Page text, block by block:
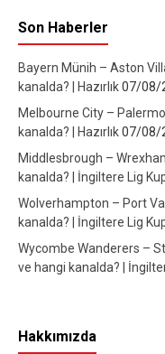
Son Haberler
Bayern Münih – Aston
kanalda? | Hazırlık07/08/
Melbourne City –
kanalda? | Hazırlık07/08/
Middlesbrough –
kanalda? | İngiltere Lig
Wolverhampton – Port
kanalda? | İngiltere Lig
Wycombe Wanderers –
ve hangi kanalda? |
Hakkımızda